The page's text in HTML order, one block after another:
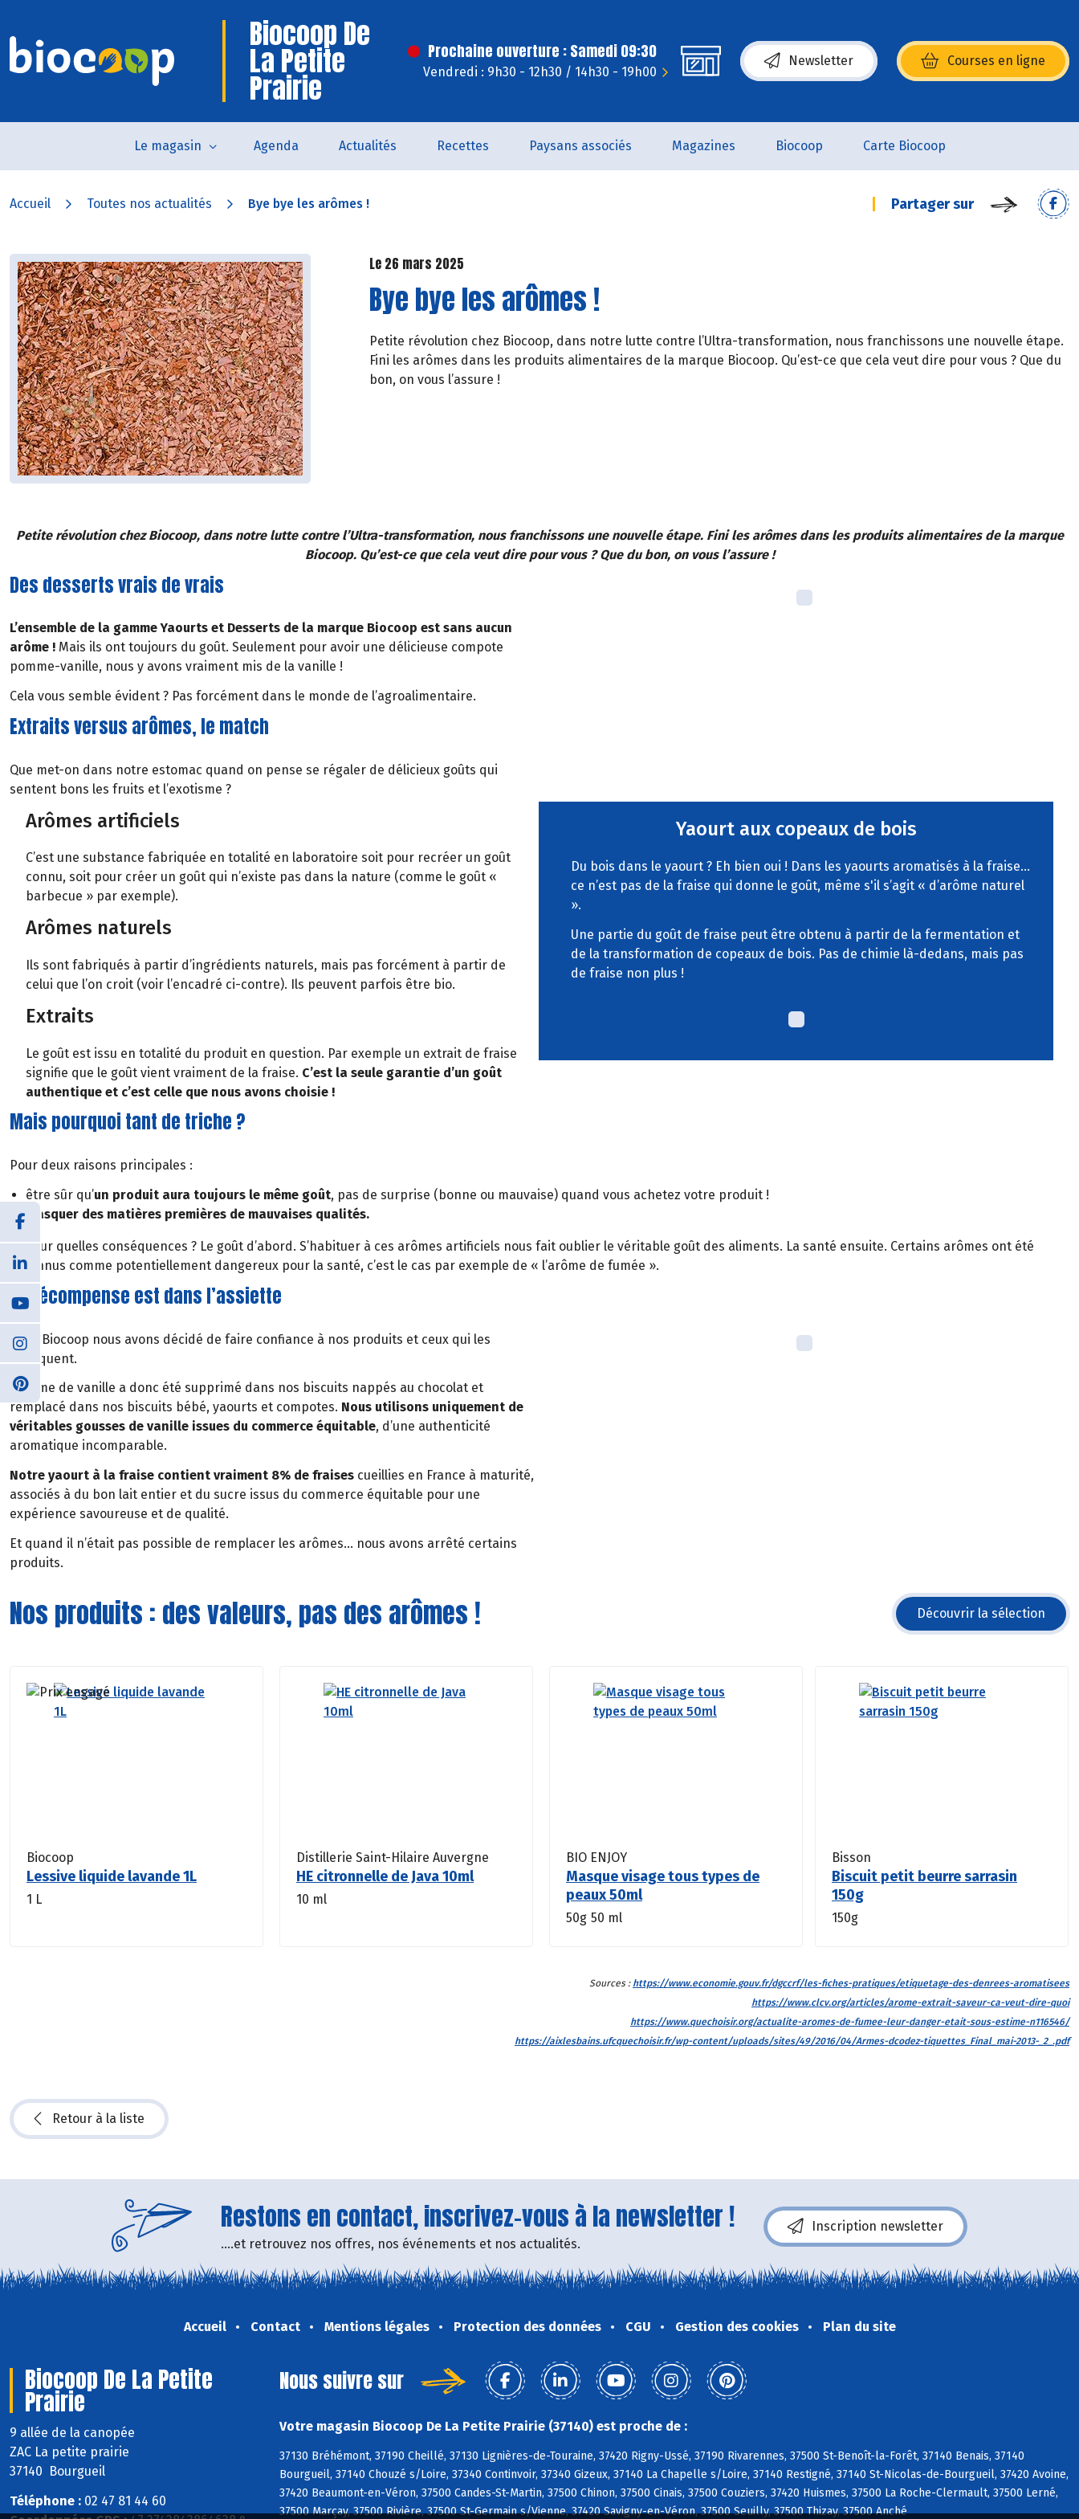
Biocoop De
La Petite
Prairie
Prochaine ouverture : Samedi 09:30
Vendredi : 9h30 - 12h30 / 14h30 - 19h00
Newsletter Courses en ligne
(s’ouvre dans une nouvelle fenêtre)
Le magasin Agenda Actualités Recettes Paysans associés Magazines Biocoop Carte Biocoop
Accueil Toutes nos actualités Bye bye les arômes ! Partager sur
Le 26 mars 2025
Bye bye les arômes !
Petite révolution chez Biocoop, dans notre lutte contre l’Ultra-transformation, nous franchissons une nouvelle étape.
Fini les arômes dans les produits alimentaires de la marque Biocoop. Qu’est-ce que cela veut dire pour vous ? Que du
bon, on vous l’assure !
Petite révolution chez Biocoop, dans notre lutte contre l’Ultra-transformation, nous franchissons une nouvelle étape. Fini les arômes dans les produits alimentaires de la marque
Biocoop. Qu’est-ce que cela veut dire pour vous ? Que du bon, on vous l’assure !
Des desserts vrais de vrais
L’ensemble de la gamme Yaourts et Desserts de la marque Biocoop est sans aucun
arôme ! Mais ils ont toujours du goût. Seulement pour avoir une délicieuse compote
pomme-vanille, nous y avons vraiment mis de la vanille !
Cela vous semble évident ? Pas forcément dans le monde de l’agroalimentaire.
Extraits versus arômes, le match
Que met-on dans notre estomac quand on pense se régaler de délicieux goûts qui
sentent bons les fruits et l’exotisme ?
Arômes artificiels
C’est une substance fabriquée en totalité en laboratoire soit pour recréer un goût
connu, soit pour créer un goût qui n’existe pas dans la nature (comme le goût «
barbecue » par exemple).
Arômes naturels
Ils sont fabriqués à partir d’ingrédients naturels, mais pas forcément à partir de
celui que l’on croit (voir l’encadré ci-contre). Ils peuvent parfois être bio.
Extraits
Le goût est issu en totalité du produit en question. Par exemple un extrait de fraise
signifie que le goût vient vraiment de la fraise. C’est la seule garantie d’un goût
authentique et c’est celle que nous avons choisie !
Yaourt aux copeaux de bois
Du bois dans le yaourt ? Eh bien oui ! Dans les yaourts aromatisés à la fraise…
ce n’est pas de la fraise qui donne le goût, même s'il s’agit « d’arôme naturel
».
Une partie du goût de fraise peut être obtenu à partir de la fermentation et
de la transformation de copeaux de bois. Pas de chimie là-dedans, mais pas
de fraise non plus !
Mais pourquoi tant de triche ?
Pour deux raisons principales :
être sûr qu’un produit aura toujours le même goût, pas de surprise (bonne ou mauvaise) quand vous achetez votre produit !
masquer des matières premières de mauvaises qualités.
Et pour quelles conséquences ? Le goût d’abord. S’habituer à ces arômes artificiels nous fait oublier le véritable goût des aliments. La santé ensuite. Certains arômes ont été
reconnus comme potentiellement dangereux pour la santé, c’est le cas par exemple de « l’arôme de fumée ».
La récompense est dans l’assiette
Chez Biocoop nous avons décidé de faire confiance à nos produits et ceux qui les
fabriquent.
L’arôme de vanille a donc été supprimé dans nos biscuits nappés au chocolat et
remplacé dans nos biscuits bébé, yaourts et compotes. Nous utilisons uniquement de
véritables gousses de vanille issues du commerce équitable, d’une authenticité
aromatique incomparable.
Notre yaourt à la fraise contient vraiment 8% de fraises cueillies en France à maturité,
associés à du bon lait entier et du sucre issus du commerce équitable pour une
expérience savoureuse et de qualité.
Et quand il n’était pas possible de remplacer les arômes… nous avons arrêté certains
produits.
Nos produits : des valeurs, pas des arômes ! Découvrir la sélection
Biocoop
Lessive liquide lavande 1L
1 L
Distillerie Saint-Hilaire Auvergne
HE citronnelle de Java 10ml
10 ml
BIO ENJOY
Masque visage tous types de
peaux 50ml
50g 50 ml
Bisson
Biscuit petit beurre sarrasin
150g
150g
Sources : https://www.economie.gouv.fr/dgccrf/les-fiches-pratiques/etiquetage-des-denrees-aromatisees
https://www.clcv.org/articles/arome-extrait-saveur-ca-veut-dire-quoi
https://www.quechoisir.org/actualite-aromes-de-fumee-leur-danger-etait-sous-estime-n116546/
https://aixlesbains.ufcquechoisir.fr/wp-content/uploads/sites/49/2016/04/Armes-dcodez-tiquettes_Final_mai-2013-_2_.pdf
Retour à la liste
Restons en contact, inscrivez-vous à la newsletter !
....et retrouvez nos offres, nos événements et nos actualités.
Inscription newsletter
Accueil Contact Mentions légales Protection des données CGU Gestion des cookies Plan du site
Biocoop De La Petite
Prairie
9 allée de la canopée
ZAC La petite prairie
37140 Bourgueil
Téléphone : 02 47 81 44 60
Nous suivre sur
Votre magasin Biocoop De La Petite Prairie (37140) est proche de :
37130 Bréhémont, 37190 Cheillé, 37130 Lignières-de-Touraine, 37420 Rigny-Ussé, 37190 Rivarennes, 37500 St-Benoît-la-Forêt, 37140 Benais, 37140
Bourgueil, 37140 Chouzé s/Loire, 37340 Continvoir, 37340 Gizeux, 37140 La Chapelle s/Loire, 37140 Restigné, 37140 St-Nicolas-de-Bourgueil, 37420 Avoine,
37420 Beaumont-en-Véron, 37500 Candes-St-Martin, 37500 Chinon, 37500 Cinais, 37500 Couziers, 37420 Huismes, 37500 La Roche-Clermault, 37500 Lerné,
37500 Marçay, 37500 Rivière, 37500 St-Germain s/Vienne, 37420 Savigny-en-Véron, 37500 Seuilly, 37500 Thizay, 37500 Anché